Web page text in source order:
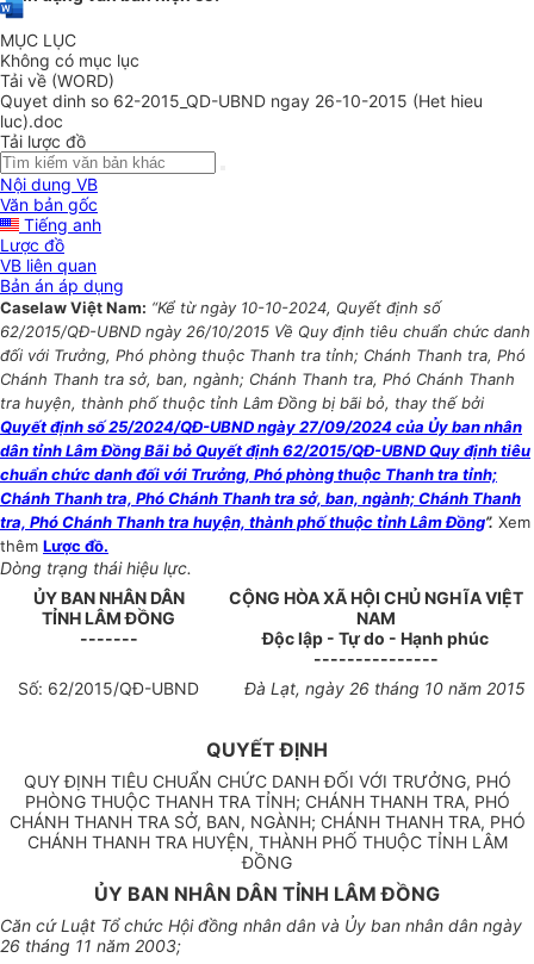
MỤC LỤC
Không có mục lục
Tải về (WORD)
Quyet dinh so 62-2015_QD-UBND ngay 26-10-2015 (Het hieu
luc).doc
Tải lược đồ
Nội dung VB
Văn bản gốc
Tiếng anh
Lược đồ
VB liên quan
Bản án áp dụng
Caselaw Việt Nam: “Kể từ ngày 10-10-2024, Quyết định số
62/2015/QĐ-UBND ngày 26/10/2015 Về Quy định tiêu chuẩn chức danh
đối với Trưởng, Phó phòng thuộc Thanh tra tỉnh; Chánh Thanh tra, Phó
Chánh Thanh tra sở, ban, ngành; Chánh Thanh tra, Phó Chánh Thanh
tra huyện, thành phố thuộc tỉnh Lâm Đồng bị bãi bỏ, thay thế bởi
Quyết định số 25/2024/QĐ-UBND ngày 27/09/2024 của Ủy ban nhân
dân tỉnh Lâm Đồng Bãi bỏ Quyết định 62/2015/QĐ-UBND Quy định tiêu
chuẩn chức danh đối với Trưởng, Phó phòng thuộc Thanh tra tỉnh;
Chánh Thanh tra, Phó Chánh Thanh tra sở, ban, ngành; Chánh Thanh
tra, Phó Chánh Thanh tra huyện, thành phố thuộc tỉnh Lâm Đồng”. Xem
thêm Lược đồ.
Dòng trạng thái hiệu lực.
ỦY BAN NHÂN DÂN
TỈNH LÂM ĐỒNG
-------
CỘNG HÒA XÃ HỘI CHỦ NGHĨA VIỆT
NAM
Độc lập - Tự do - Hạnh phúc
---------------
Số: 62/2015/QĐ-UBND Đà Lạt, ngày 26tháng 10năm 2015
QUYẾT ĐỊNH
QUY ĐỊNH TIÊU CHUẨN CHỨC DANH ĐỐI VỚI TRƯỞNG, PHÓ
PHÒNG THUỘC THANH TRA TỈNH; CHÁNH THANH TRA, PHÓ
CHÁNH THANH TRA SỞ, BAN, NGÀNH; CHÁNH THANH TRA, PHÓ
CHÁNH THANH TRA HUYỆN, THÀNH PHỐ THUỘC TỈNH LÂM
ĐỒNG
ỦY BAN NHÂN DÂN TỈNH LÂM ĐỒNG
Căn cứ Luật Tổ chức Hội đồng nhân dân và Ủy ban nhân dân ngày
26 tháng 11 năm 2003;